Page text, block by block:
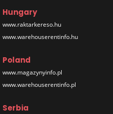
Hungary
www.raktarkereso.hu
www.warehouserentinfo.hu
Poland
www.magazynyinfo.pl
www.warehouserentinfo.pl
Serbia